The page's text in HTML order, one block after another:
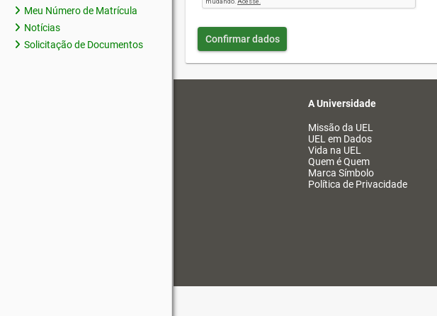
Meu Número de Matrícula
Notícias
Solicitação de Documentos
Confirmar dados
A Universidade
Missão da UEL
UEL em Dados
Vida na UEL
Quem é Quem
Marca Símbolo
Política de Privacidade